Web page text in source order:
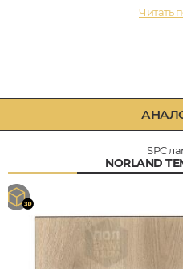
Читать
SPC
NORLAND